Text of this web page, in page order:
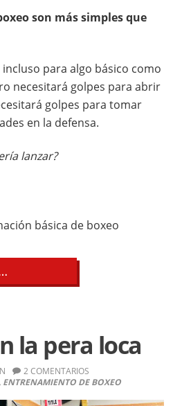
son más simples que
para algo básico como
necesitará golpes para abrir
golpes para tomar
en la defensa.
lanzar?
básica de boxeo
Combo
la pera loca
, ENTRENAMIENTO DE BOXEO
2 COMENTARIOS